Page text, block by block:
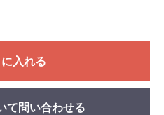
入れる
て問い合わせる